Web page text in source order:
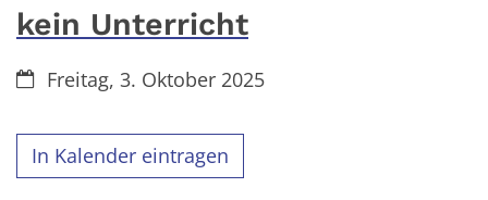
kein Unterricht
Datum:Freitag, 3. Oktober 2025
In Kalender eintragen